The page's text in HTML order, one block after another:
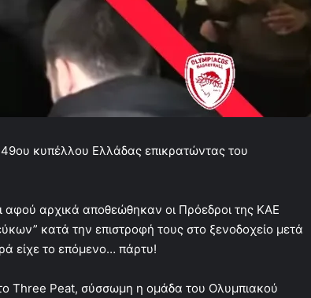
κυπέλλου Ελλάδας επικρατώντας του
αρχικά αποθεώθηκαν οι Πρόεδροι της ΚΑΕ
κατά την επιστροφή τους στο ξενοδοχείο μετά
είχε το επόμενο… πάρτυ!
το Three Peat, σύσσωμη η ομάδα του Ολυμπιακού